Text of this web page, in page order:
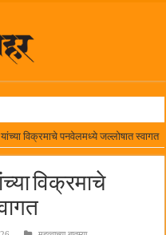
पाटील
विक्रमाचे पनवेलमध्ये जल्लोषात स्वागत
विक्रमाचे